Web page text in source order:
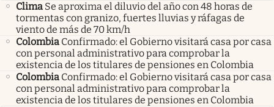
Clima Se aproxima el diluvio del año con 48 horas de
tormentas con granizo, fuertes lluvias y ráfagas de
viento de más de 70 km/h
Colombia Confirmado: el Gobierno visitará casa por casa
con personal administrativo para comprobar la
existencia de los titulares de pensiones en Colombia
Colombia Confirmado: el Gobierno visitará casa por casa
con personal administrativo para comprobar la
existencia de los titulares de pensiones en Colombia